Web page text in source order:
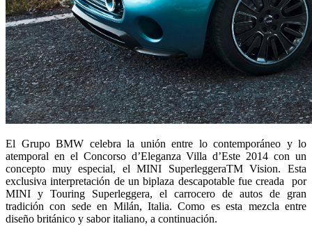
El Grupo BMW celebra la unión entre lo contemporáneo y lo
atemporal en el Concorso d’Eleganza Villa d’Este 2014 con un
concepto muy especial, el MINI SuperleggeraTM Vision. Esta
exclusiva interpretación de un biplaza descapotable fue creada por
MINI y Touring Superleggera, el carrocero de autos de gran
tradición con sede en Milán, Italia. Como es esta mezcla entre
diseño británico y sabor italiano, a continuación.